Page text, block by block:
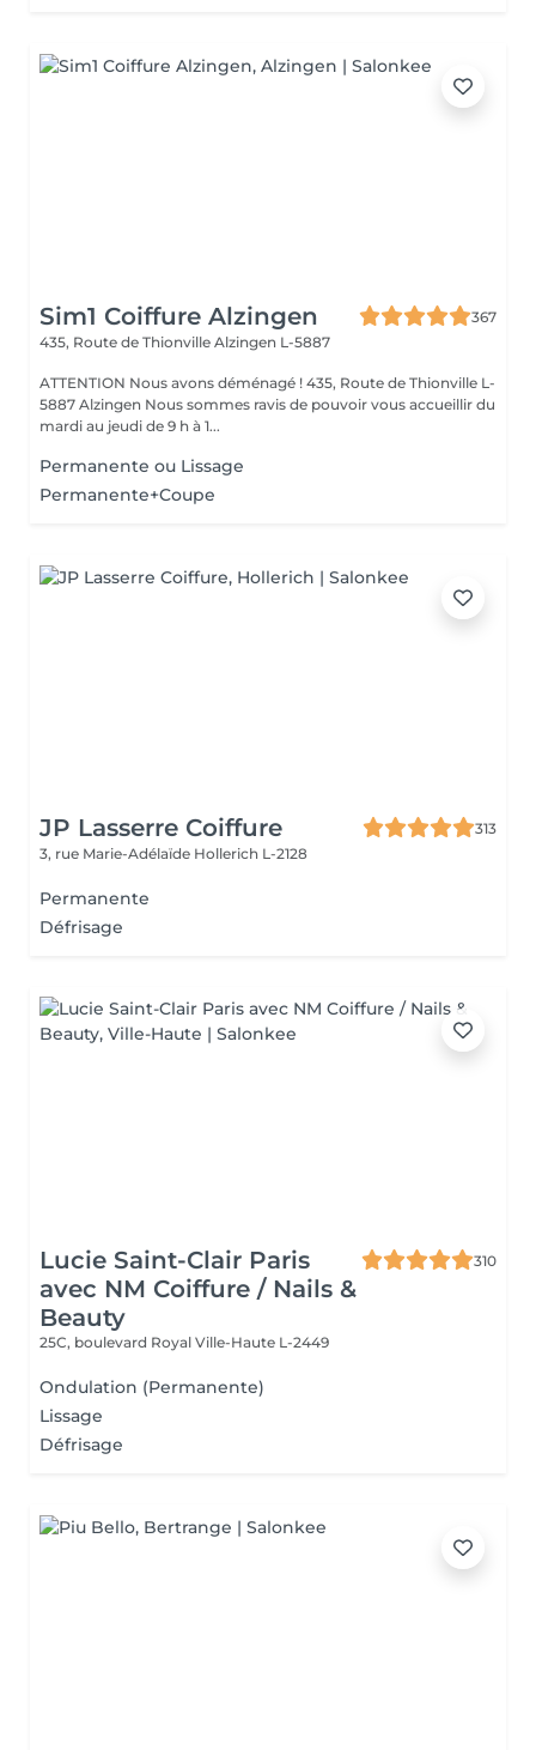
Sim1 Coiffure Alzingen
367
435, Route de Thionville Alzingen L-5887
ATTENTION Nous avons déménagé ! 435, Route de Thionville L-
5887 Alzingen Nous sommes ravis de pouvoir vous accueillir du
mardi au jeudi de 9 h à 1...
Permanente ou Lissage
Permanente+Coupe
JP Lasserre Coiffure
313
3, rue Marie-Adélaïde Hollerich L-2128
Permanente
Défrisage
Lucie Saint-Clair Paris
avec NM Coiffure / Nails &
Beauty
310
25C, boulevard Royal Ville-Haute L-2449
Ondulation (Permanente)
Lissage
Défrisage